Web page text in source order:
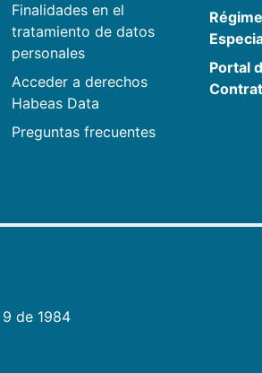
Finalidades en el
tratamiento de datos
personales
Acceder a derechos
Habeas Data
Preguntas frecuentes
Portal
de 1984